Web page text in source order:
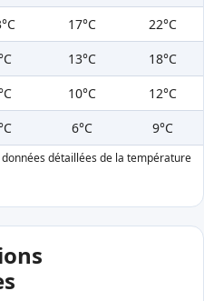
17°C
22°C
13°C
18°C
10°C
12°C
6°C 9°C
détaillées de la température